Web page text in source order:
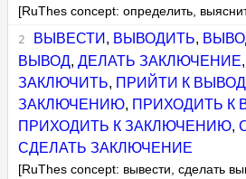
[RuThes concept: определить,
ВЫВЕСТИ , ВЫВОДИТЬ,
ВЫВОД,ДЕЛАТЬ ЗАКЛЮЧЕНИЕ
ЗАКЛЮЧИТЬ, ПРИЙТИ К
ЗАКЛЮЧЕНИЮ, ПРИХОДИТЬ К
ПРИХОДИТЬ К ЗАКЛЮЧЕНИЮ,
СДЕЛАТЬ ЗАКЛЮЧЕНИЕ
[RuThes concept: вывести, сделать